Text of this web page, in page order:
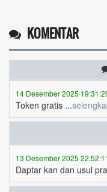
KOMENTAR
14 Desember 2025
Token gratis ...
Daptar kan dan usul